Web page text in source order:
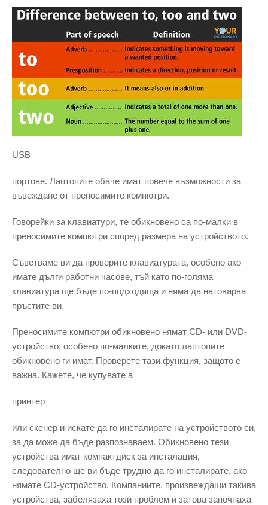
USB
портове. Лаптопите обаче имат повече възможности за
въвеждане от преносимите компютри.
Говорейки за клавиатури, те обикновено са по-малки в
преносимите компютри според размера на устройството.
Съветваме ви да проверите клавиатурата, особено ако
имате дълги работни часове, тъй като по-голяма
клавиатура ще бъде по-подходяща и няма да натоварва
пръстите ви.
Преносимите компютри обикновено нямат CD- или DVD-
устройство, особено по-малките, докато лаптопите
обикновено ги имат. Проверете тази функция, защото е
важна. Кажете, че купувате a
принтер
или скенер и искате да го инсталирате на устройството си,
за да може да бъде разпознаваем. Обикновено тези
устройства имат компактдиск за инсталация,
следователно ще ви бъде трудно да го инсталирате, ако
нямате CD-устройство. Компаниите, произвеждащи такива
устройства, забелязаха този проблем и затова започнаха